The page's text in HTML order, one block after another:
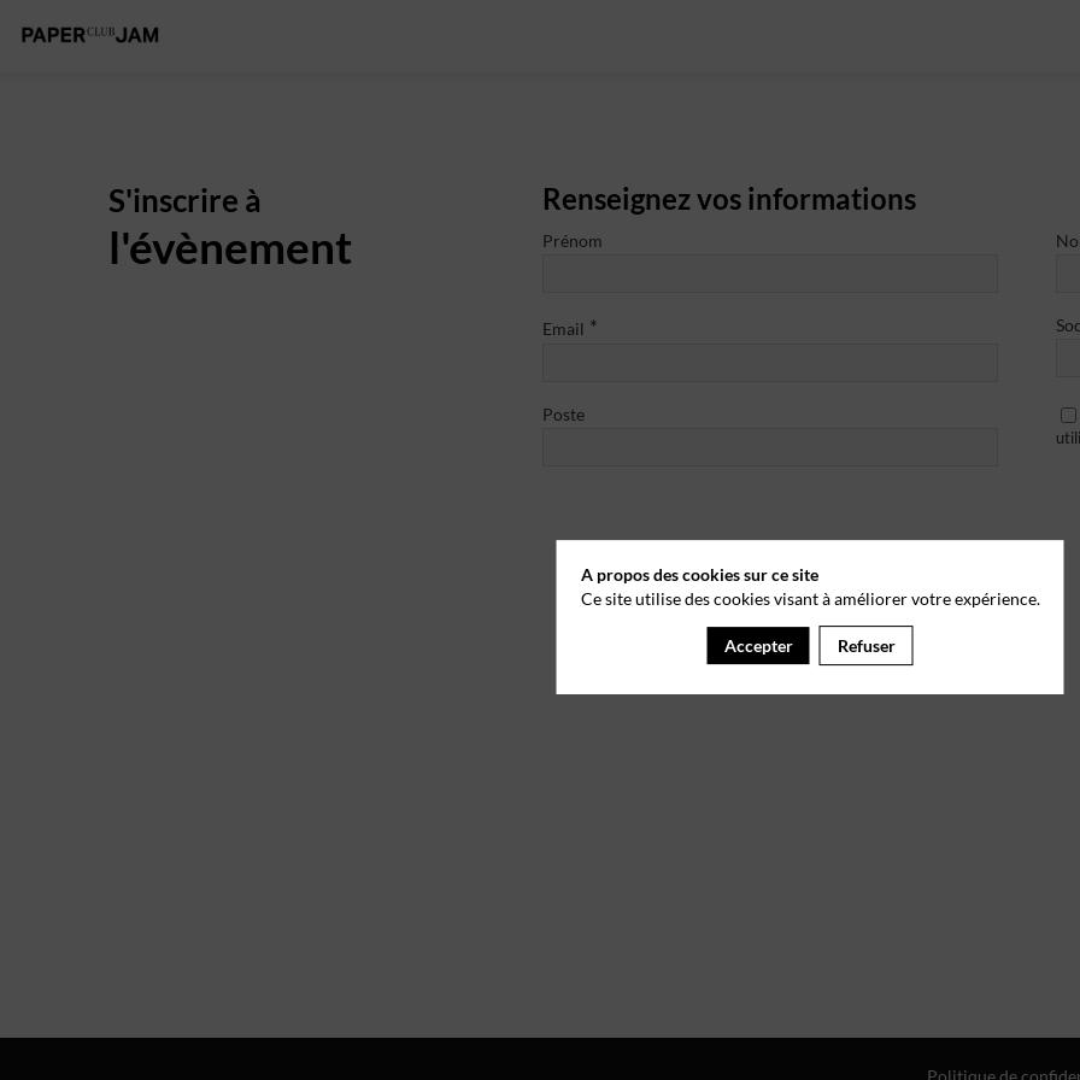
S'inscrire à
l'évènement
Renseignez vos informations
Prénom
Email *
Poste
A propos des cookies sur ce site
Ce site utilise des cookies visant à améliorer votre expérience.
Accepter Refuser